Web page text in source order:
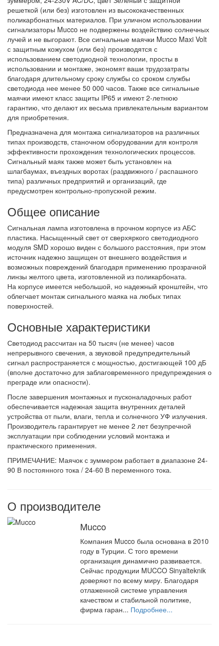
решеткой (или без) изготовлен из высококачественных
поликарбонатных материалов. При уличном использовании
сигнализаторы Mucco не подвержены воздействию солнечных
лучей и не выгорают. Все сигнальные маячки Mucco Maxi Volt
с защитным кожухом (или без) производятся с
использованием светодиодной технологии, просты в
использовании и монтаже, экономят ваши трудозатраты
благодаря длительному сроку службы со сроком службы
светодиода нее менее 50 000 часов. Также все сигнальные
маячки имеют класс защиты IP65 и имеют 2-летнюю
гарантию, что делают их весьма привлекательным вариантом
для приобретения.
Предназначена для монтажа сигнализаторов на различных
типах производств, станочном оборудовании для контроля
эффективности прохождения технологических процессов.
Сигнальный маяк также может быть установлен на
шлагбаумах, въездных воротах (раздвижного / распашного
типа) различных предприятий и организаций, где
предусмотрен контрольно-пропускной режим.
Общее описание
Сигнальная лампа изготовлена в прочном корпусе из АБС
пластика. Насыщенный свет от сверхяркого светодиодного
модуля SMD хорошо виден с большого расстояния, при этом
источник надежно защищен от внешнего воздействия и
возможных повреждений благодаря применению прозрачной
линзы желтого цвета, изготовленной из поликарбоната.
На корпусе имеется небольшой, но надежный кронштейн, что
облегчает монтаж сигнального маяка на любых типах
поверхностей.
Основные характеристики
Светодиод рассчитан на 50 тысяч (не менее) часов
непрерывного свечения, а звуковой предупредительный
сигнал распространяется с мощностью, достигающей 100 дБ
(вполне достаточно для заблаговременного предупреждения о
преграде или опасности).
После завершения монтажных и пусконаладочных работ
обеспечивается надежная защита внутренних деталей
устройства от пыли, влаги, тепла и солнечного УФ излучения.
Производитель гарантирует не менее 2 лет безупречной
эксплуатации при соблюдении условий монтажа и
практического применения.
ПРИМЕЧАНИЕ: Маячок с зуммером работает в диапазоне 24-
90 В постоянного тока / 24-60 В переменного тока.
О производителе
Mucco
Компания Mucco была основана в 2010
году в Турции. С того времени
организация динамично развивается.
Сейчас продукции MUCCO Sinyalteknik
доверяют по всему миру. Благодаря
отлаженной системе управления
качеством и стабильной политике,
фирма гаран... Подробнее...